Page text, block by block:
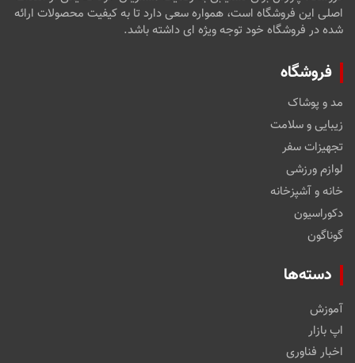
اصلی این فروشگاه است، همواره سعی دارد تا به کیفیت محصولات ارائه
شده در فروشگاه خود توجه ویژه ای داشته باشد.
فروشگاه
مد و پوشاک
زیبایی و سلامت
تجهیزات سفر
لوازم ورزشی
خانه و آشپزخانه
دکوراسیون
گوناگون
دسته‌ها
آموزش
اپ بازار
اخبار فناوری